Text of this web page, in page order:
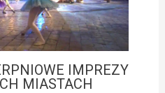
IMPREZY
MIASTACH